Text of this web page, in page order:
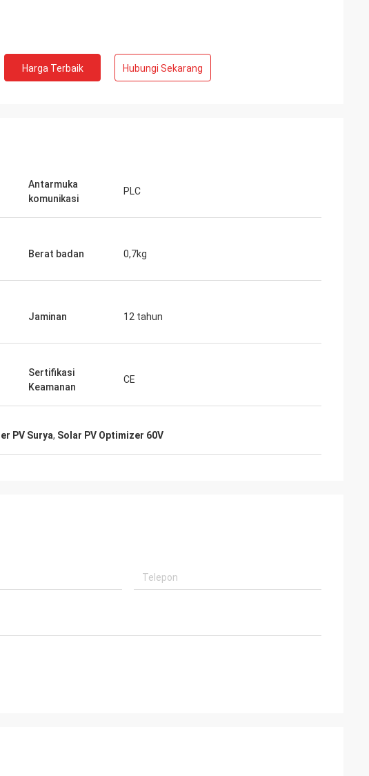
Emily White
motor spindel bising
yang jauh lebih rendah. Luar
aplikasi khusus.
Kami mengambil kesempatan pada
Harga Terbaik Hubungi Sekarang
Antarmuka
komunikasi
PLC
Berat badan 0,7kg
Jaminan 12 tahun
Sertifikasi
Keamanan
CE
PV Surya, Solar PV Optimizer 60V